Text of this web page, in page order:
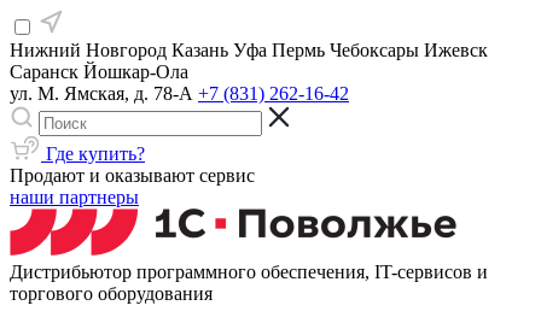
Нижний Новгород Казань Уфа Пермь Чебоксары Ижевск
Саранск Йошкар-Ола
ул. М. Ямская, д. 78-А +7 (831) 262-16-42
Где купить?
Продают и оказывают сервис
наши партнеры
Дистрибьютор программного обеспечения, IT-сервисов и
торгового оборудования